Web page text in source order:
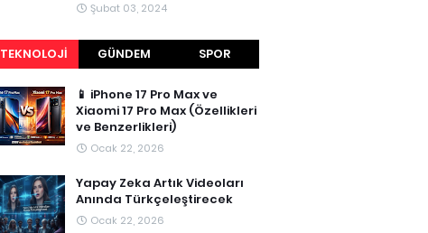
Şubat 03, 2024
TEKNOLOJI GÜNDEM SPOR
📱 iPhone 17 Pro Max ve
Xiaomi 17 Pro Max (Özellikleri
ve Benzerlikleri)
Ocak 22, 2026
Yapay Zeka Artık Videoları
Anında Türkçeleştirecek
Ocak 22, 2026